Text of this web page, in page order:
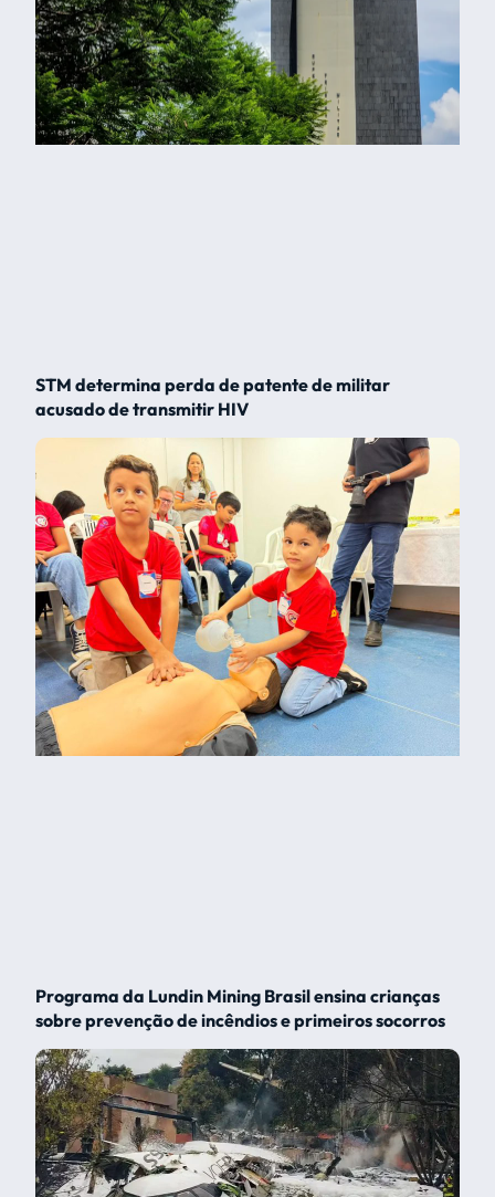
STM determina perda de patente de militar
acusado de transmitir HIV
Programa da Lundin Mining Brasil ensina crianças
sobre prevenção de incêndios e primeiros socorros